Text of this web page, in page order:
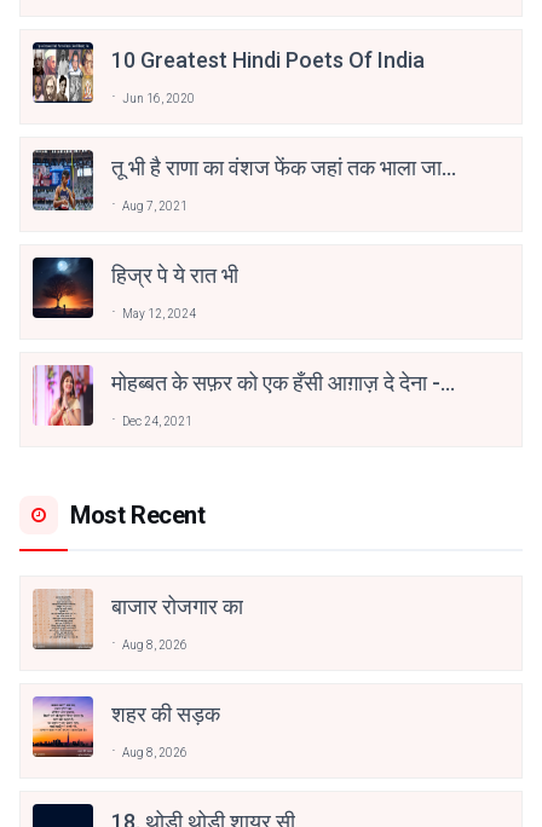
10 Greatest Hindi Poets Of India
Jun 16, 2020
तू भी है राणा का वंशज फेंक जहां तक भाला जाए:
Aug 7, 2021
हिज्र पे ये रात भी
May 12, 2024
मोहब्बत के सफ़र को एक हँसी आग़ाज़ दे देना -
Dec 24, 2021
Most Recent
बाजार रोजगार का
Aug 8, 2026
शहर की सड़क
Aug 8, 2026